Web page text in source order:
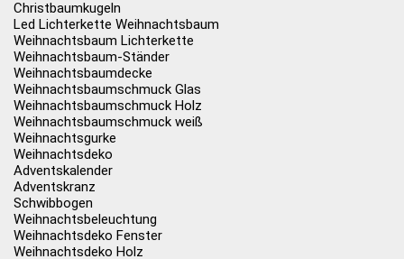
Christbaumkugeln
Led Lichterkette Weihnachtsbaum
Weihnachtsbaum Lichterkette
Weihnachtsbaum-Ständer
Weihnachtsbaumdecke
Weihnachtsbaumschmuck Glas
Weihnachtsbaumschmuck Holz
Weihnachtsbaumschmuck weiß
Weihnachtsgurke
Weihnachtsdeko
Adventskalender
Adventskranz
Schwibbogen
Weihnachtsbeleuchtung
Weihnachtsdeko Fenster
Weihnachtsdeko Holz